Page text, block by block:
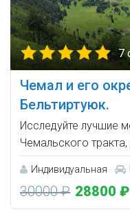
7
Чемал и его
Бельтиртуюк.
Исследуйте лучшие
Чемальского
Индивидуальная
30000 ₽ 28800 ₽